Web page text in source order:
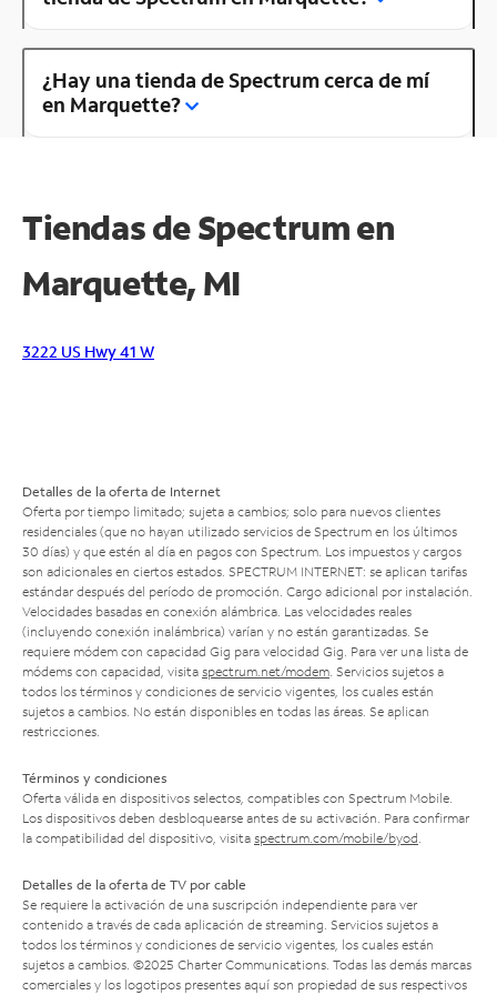
¿Hay una tienda de Spectrum cerca de mí
en Marquette?
Tiendas de Spectrum en
Marquette, MI
3222 US Hwy 41 W
Detalles de la oferta de Internet
Oferta por tiempo limitado; sujeta a cambios; solo para nuevos clientes
residenciales (que no hayan utilizado servicios de Spectrum en los últimos
30 días) y que estén al día en pagos con Spectrum. Los impuestos y cargos
son adicionales en ciertos estados. SPECTRUM INTERNET: se aplican tarifas
estándar después del período de promoción. Cargo adicional por instalación.
Velocidades basadas en conexión alámbrica. Las velocidades reales
(incluyendo conexión inalámbrica) varían y no están garantizadas. Se
requiere módem con capacidad Gig para velocidad Gig. Para ver una lista de
módems con capacidad, visita spectrum.net/modem . Servicios sujetos a
todos los términos y condiciones de servicio vigentes, los cuales están
sujetos a cambios. No están disponibles en todas las áreas. Se aplican
restricciones.
Términos y condiciones
Oferta válida en dispositivos selectos, compatibles con Spectrum Mobile.
Los dispositivos deben desbloquearse antes de su activación. Para confirmar
la compatibilidad del dispositivo, visita spectrum.com/mobile/byod
Detalles de la oferta de TV por cable
Se requiere la activación de una suscripción independiente para ver
contenido a través de cada aplicación de streaming. Servicios sujetos a
todos los términos y condiciones de servicio vigentes, los cuales están
sujetos a cambios. ©2025 Charter Communications. Todas las demás marcas
comerciales y los logotipos presentes aquí son propiedad de sus respectivos